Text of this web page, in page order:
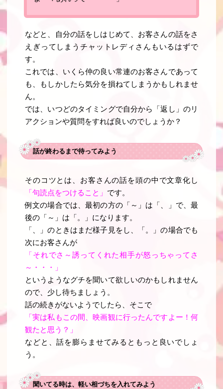
などと、自分の話をしはじめて、お客さんの話をさ
えぎってしまうチャットレディさんもいるはずで
す。
これでは、いくら仲の良い常連のお客さんであって
も、もしかしたら気分を損ねてしまうかもしれませ
ん。
では、いつどのタイミングで自分から「返し」のリ
アクションや質問をすれば良いのでしょうか？
話が終わるまで待ってみよう
そのコツとは、お客さんの話を頭の中で文章化し
「句読点をつけること」 です。
例文の場合では、最初の方の「～」は「、」で、最
後の「～」は「。」になります。
「、」のときはまだ様子見をし、「。」の場合でも
次にお客さんが
「それでさ～誘ってくれた相手が怒っちゃってさ
～・・・」
というようなグチを聞いて欲しいのかもしれません
ので、少し待ちましょう。
話の続きがないようでしたら、そこで
「実は私もこの間、映画観に行ったんですよー！何
観たと思う？」
などと、話を膨らませてみるともっと良いでしょ
う。
聞いてる時は、軽い相づちを入れてみよう